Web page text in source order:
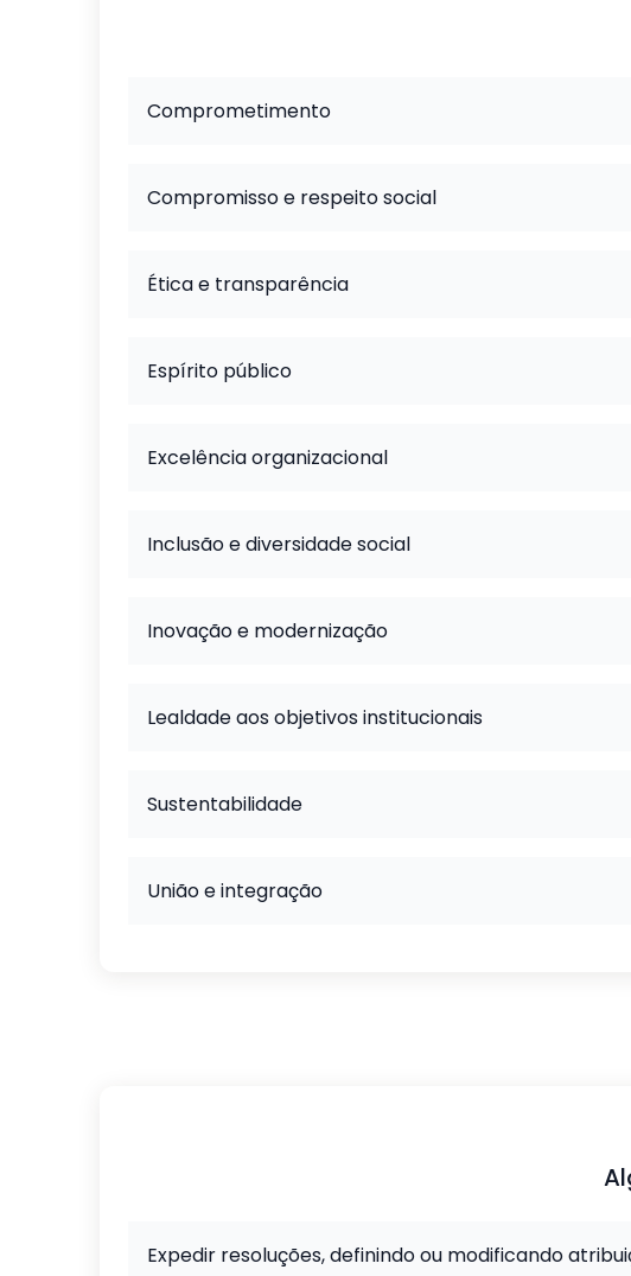
Comprometimento
Compromisso e respeito social
Ética e transparência
Espírito público
Excelência organizacional
Inclusão e diversidade social
Inovação e modernização
Lealdade aos objetivos institucionais
Sustentabilidade
União e integração
Expedir resoluções, definindo ou modificando